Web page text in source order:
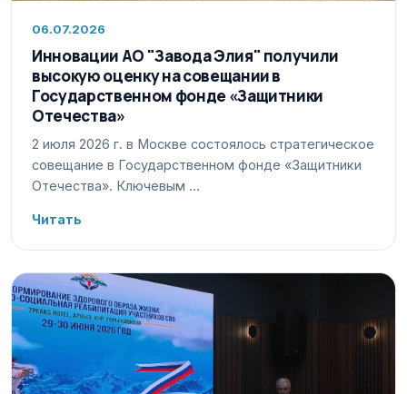
06.07.2026
Инновации АО "Завода Элия" получили
высокую оценку на совещании в
Государственном фонде «Защитники
Отечества»
2 июля 2026 г. в Москве состоялось стратегическое
совещание в Государственном фонде «Защитники
Отечества». Ключевым …
Читать